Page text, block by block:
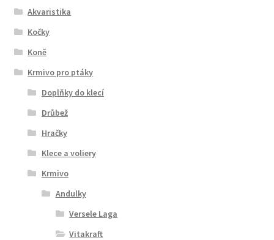
Akvaristika
Kočky
Koně
Krmivo pro ptáky
Doplňky do klecí
Drůbež
Hračky
Klece a voliery
Krmivo
Andulky
Versele Laga
Vitakraft